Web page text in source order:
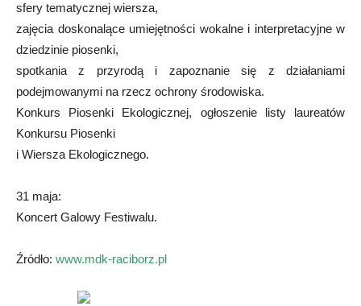
sfery tematycznej wiersza,
zajęcia doskonalące umiejętności wokalne i interpretacyjne w
dziedzinie piosenki,
spotkania z przyrodą i zapoznanie się z działaniami
podejmowanymi na rzecz ochrony środowiska.
Konkurs Piosenki Ekologicznej, ogłoszenie listy laureatów
Konkursu Piosenki
i Wiersza Ekologicznego.
31 maja:
Koncert Galowy Festiwalu.
Źródło: www.mdk-raciborz.pl